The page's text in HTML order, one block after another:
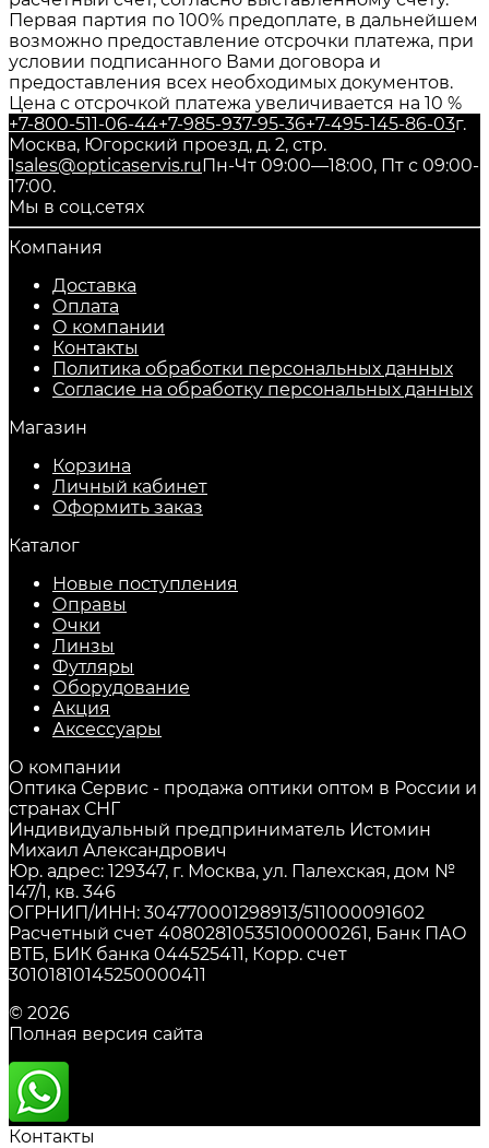
Первая партия по 100% предоплате, в дальнейшем
возможно предоставление отсрочки платежа, при
условии подписанного Вами договора и
предоставления всех необходимых документов.
Цена с отсрочкой платежа увеличивается на 10 %
+7-800-511-06-44+7-985-937-95-36+7-495-145-86-03г.
Москва, Югорский проезд, д. 2, стр.
1sales@opticaservis.ruПн-Чт 09:00—18:00, Пт с 09:00-
17:00.
Мы в соц.сетях
Компания
Доставка
Оплата
О компании
Контакты
Политика обработки персональных данных
Согласие на обработку персональных данных
Магазин
Корзина
Личный кабинет
Оформить заказ
Каталог
Новые поступления
Оправы
Очки
Линзы
Футляры
Оборудование
Акция
Аксессуары
О компании
Оптика Сервис - продажа оптики оптом в России и
странах СНГ
Индивидуальный предприниматель Истомин
Михаил Александрович
Юр. адрес: 129347, г. Москва, ул. Палехская, дом №
147/1, кв. 346
ОГРНИП/ИНН: 304770001298913/511000091602
Расчетный счет 40802810535100000261, Банк ПАО
ВТБ, БИК банка 044525411, Корр. счет
30101810145250000411
© 2026
Полная версия сайта
Контакты